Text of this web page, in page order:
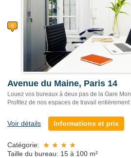
Avenue du Maine, Paris 14
Louez vos bureaux à deux pas de la Gare
Profitez de nos espaces de travail
Voir détails Informations et prix
Catégorie:
Taille du bureau: 15 à 100 m²